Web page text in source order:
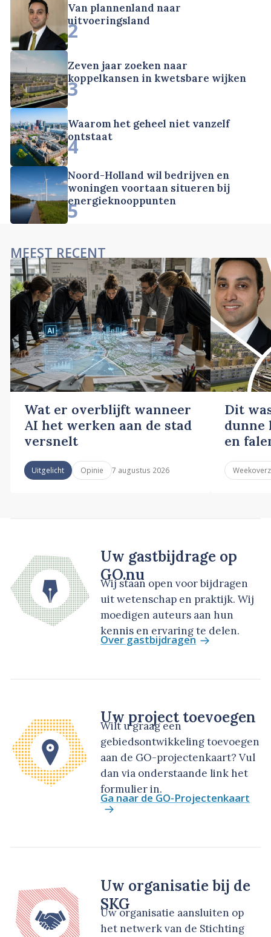
Van plannenland naar
uitvoeringsland
2
Zeven jaar zoeken naar
koppelkansen in kwetsbare wijken
3
Waarom het geheel niet vanzelf
ontstaat
4
Noord-Holland wil bedrijven en
woningen voortaan situeren bij
energieknooppunten
5
MEEST RECENT
Wat er overblijft wanneer
AI het werken aan de stad
versnelt
Uitgelicht Opinie 7 augustus 2026
Dit
dunne
en
Uw gastbijdrage op
GO.nu
Wij staan open voor bijdragen
uit wetenschap en praktijk. Wij
moedigen auteurs aan hun
kennis en ervaring te delen.
Over gastbijdragen
Uw project toevoegen
Wilt u graag een
gebiedsontwikkeling toevoegen
aan de GO-projectenkaart? Vul
dan via onderstaande link het
formulier in.
Ga naar de GO-Projectenkaart
Uw organisatie bij de
SKG
Uw organisatie aansluiten op
het netwerk van de Stichting